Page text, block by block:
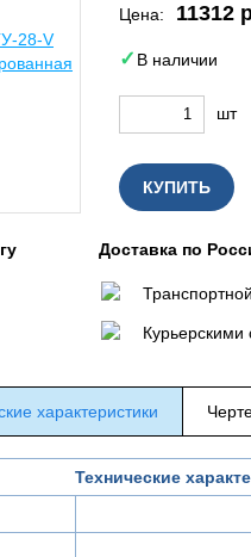
Цена: 11312
В наличии
шт
КУПИТЬ
Доставка по
Курьерскими
характеристики
Технические